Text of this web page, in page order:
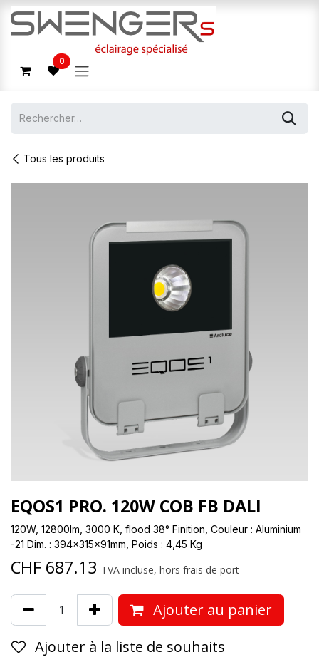
Se rendre au contenu
0
Tous les produits
EQOS1 PRO. 120W COB FB DALI
120W, 12800lm, 3000 K, flood 38° Finition, Couleur : Aluminium
-21 Dim. : 394x315x91mm, Poids : 4,45 Kg
CHF 687.13 TVA incluse, hors frais de port
Ajouter au panier
Ajouter à la liste de souhaits